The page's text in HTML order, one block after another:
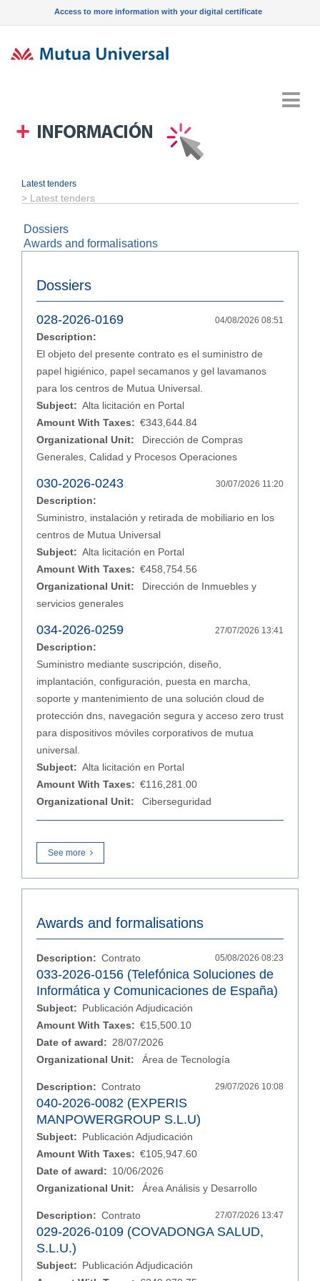
Access to more information with your digital certificate
> Latest tenders
Latest tenders
Dossiers
Awards and formalisations
Dossiers
04/08/2026 08:51
028-2026-0169
Description:
El objeto del presente contrato es el suministro de
papel higiénico, papel secamanos y gel lavamanos
para los centros de Mutua Universal.
Subject: Alta licitación en Portal
Amount With Taxes: €343,644.84
Organizational Unit:
Dirección de Compras
Generales, Calidad y Procesos Operaciones
30/07/2026 11:20
030-2026-0243
Description:
Suministro, instalación y retirada de mobiliario en los
centros de Mutua Universal
Subject: Alta licitación en Portal
Amount With Taxes: €458,754.56
Organizational Unit:
Dirección de Inmuebles y
servicios generales
27/07/2026 13:41
034-2026-0259
Description:
Suministro mediante suscripción, diseño,
implantación, configuración, puesta en marcha,
soporte y mantenimiento de una solución cloud de
protección dns, navegación segura y acceso zero trust
para dispositivos móviles corporativos de mutua
universal.
Subject: Alta licitación en Portal
Amount With Taxes: €116,281.00
Organizational Unit:
Ciberseguridad
See more
Awards and formalisations
05/08/2026 08:23
033-2026-0156 (Telefónica Soluciones de
Informática y Comunicaciones de España)
Description: Contrato
Subject: Publicación Adjudicación
Amount With Taxes: €15,500.10
Date of award: 28/07/2026
Organizational Unit:
Área de Tecnología
29/07/2026 10:08
040-2026-0082 (EXPERIS
MANPOWERGROUP S.L.U)
Description: Contrato
Subject: Publicación Adjudicación
Amount With Taxes: €105,947.60
Date of award: 10/06/2026
Organizational Unit:
Área Análisis y Desarrollo
27/07/2026 13:47
029-2026-0109 (COVADONGA SALUD,
S.L.U.)
Description: Contrato
Subject: Publicación Adjudicación